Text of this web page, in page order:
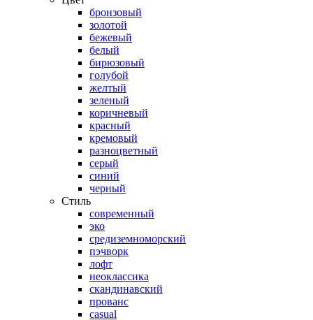
бронзовый
золотой
бежевый
белый
бирюзовый
голубой
желтый
зеленый
коричневый
красный
кремовый
разноцветный
серый
синий
черный
Стиль
современный
эко
средиземноморский
пэчворк
лофт
неоклассика
скандинавский
прованс
casual